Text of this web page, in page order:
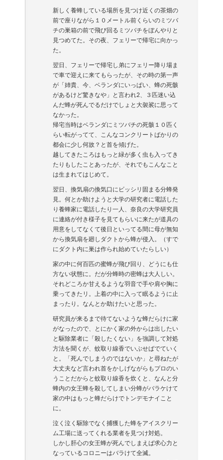
新しく養蜂している場所を見つけ近くの茶畑の
前で座りながら１０メートル前くらいのミツバ
チの巣箱の前で飛び回るミツバチをぼんやりと
見つめてた。その夜、フェリーで帰宅に向かっ
た。
翌日、フェリーで帰宅し弟にフェリー降り場ま
で車で迎えに来てもらったが、その時の第一声
が「姉貴、今、ベランダにいっぱい、蜂の死骸
があるけど驚きなや」と言われ2、３匹迷い込
んだ蜂が死んでるだけでしょと大袈裟に思って
なかった。
帰宅当時はベランダにミツバチの死骸１０匹く
らい転がってて、こんなコンクリートばかりの
都会に少し何故？と首を傾げた。
越してきたころはもっと緑が多く虫も入ってき
たりもしたことあったが、それでもこんなこと
は生まれてはじめて。
翌日、換気扇の換気口にビッシリ固まる分蜂発
見。何とか助けようと大学の研究者に電話した
り養蜂家に電話したり一人、奈良の大学研究員
に連絡が付き様子を見てもらいに来たが道具の
用意をしてなくて後日といってる間に母が無知
から換気扇を廻しダクトから蜂が侵入。（すで
にダクト内に巣は作られ始めていたらしい）
家の中に何百匹の蜜蜂が飛び回り、どうにも仕
方ない状態に。だが分蜂時の密蜂は大人しい。
それどころか甘えるような羽音で手や肩や胸に
乗ってきたリ。上着の中に入って眠るように止
まったり。なんとか助けたいと思った。
研究員が来るまで待てないような蜂だらけに家
がなったので、とにかく家の外からは出したい
と駆除業者に「殺したくない」を強調して対処
方法を聞くが、蚊取り線香でいぶせばでていく
と。「死んでしまうのではないか」と尋ねたが
大丈夫など言われ首をかしげながらもプロのい
うことだからと蚊取り線香を炊くと、なんと分
蜂内の女王蜂を殺してしまい分蜂がバラケけて
家の中はもっと蜂だらけでトンデモナイこと
に。
泣く泣く駆除でなく捕獲した蜂をアイスクリー
ム工場に送ってくれる業者を見つけ対処。
しかし肝心の女王蜂が死んでしまえば求心力と
なっているコロニーはバラけて全滅。